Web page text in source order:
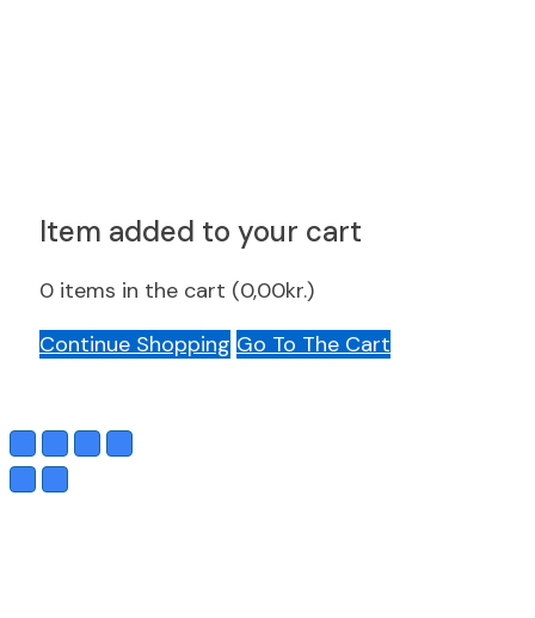
Item added to your cart
0 items in the cart (0,00kr.)
Continue Shopping Go To The Cart